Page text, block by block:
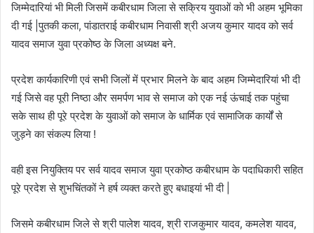
जिम्मेदारियां भी मिली जिसमें कबीरधाम जिला से सक्रिय युवाओं को भी अहम भूमिका
दी गई |पुतकी कला, पांडातराई कबीरधाम निवासी श्री अजय कुमार यादव को सर्व
यादव समाज युवा प्रकोष्ठ के जिला अध्यक्ष बने.
प्रदेश कार्यकारिणी एवं सभी जिलों में प्रभार मिलने के बाद अहम जिम्मेदारियां भी दी
गई जिसे वह पूरी निष्ठा और समर्पण भाव से समाज को एक नई ऊंचाई तक पहुंचा
सके साथ ही पूरे प्रदेश के युवाओं को समाज के धार्मिक एवं सामाजिक कार्यों से
जुड़ने का संकल्प लिया !
वही इस नियुक्तिय पर सर्व यादव समाज युवा प्रकोष्ठ कबीरधाम के पदाधिकारी सहित
पूरे प्रदेश से शुभचिंतकों ने हर्ष व्यक्त करते हुए बधाइयां भी दी |
जिसमे कबीरधाम जिले से श्री पालेश यादव, श्री राजकुमार यादव, कमलेश यादव,